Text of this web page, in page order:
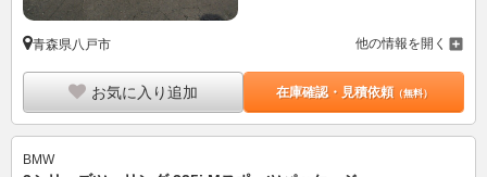
青森県八戸市 他の情報を開く
お気に入り追加 在庫確認・見積依頼（無料）
BMW